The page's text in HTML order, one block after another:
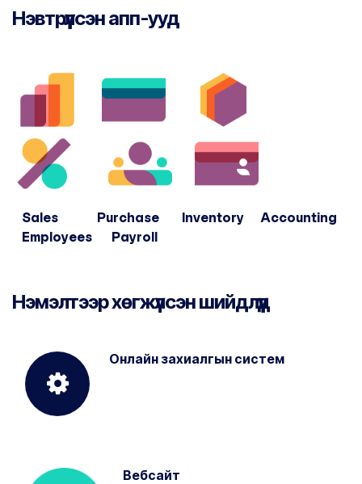
Нэвтрүүлсэн апп-ууд
Sales Purchase Inventory Accounting
Employees Payroll
Нэмэлтээр хөгжүүлсэн шийдлүүд
Онлайн захиалгын систем
Вебсайт